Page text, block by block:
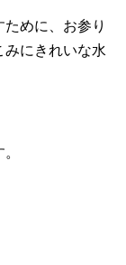
めに、お参り
みにきれいな水